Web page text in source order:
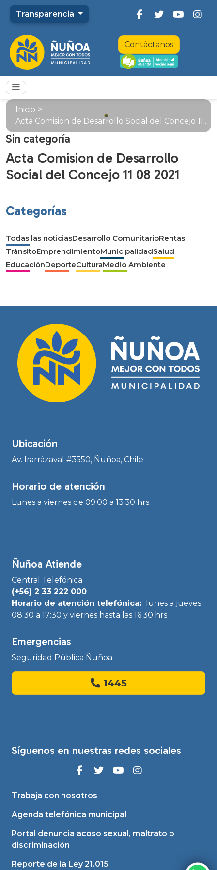
Transparencia
Contáctanos
Inicio >
Acta Comision de Desarrollo Social del Concejo 11...
Sin categoría
Acta Comision de Desarrollo
Social del Concejo 11 08 2021
Categorías
Todas las noticiasDesarrollo ComunitarioRentas
TránsitoEmprendimientoMunicipalidadSalud
EducaciónDeporteCulturaMedio Ambiente
Ubicación
Av. Irarrázaval #3550, Ñuñoa, Chile
Horario de atención
Lunes a viernes de 09:00 a 13:30 hrs.
Ñuñoa Atiende
Central Telefónica
(+56) 2 33 222 000
Horario de atención telefónica:
lunes a jueves
08:30 a 17:30 y viernes hasta las 16:30 hrs.
Emergencias
Seguridad Pública Ñuñoa
1445
Síguenos en nuestras redes sociales
Trabaja con nosotros
Agenda telefónica municipal
Portal denuncia acoso sexual, maltrato o
discriminación
Reporte de la Ley 21.015